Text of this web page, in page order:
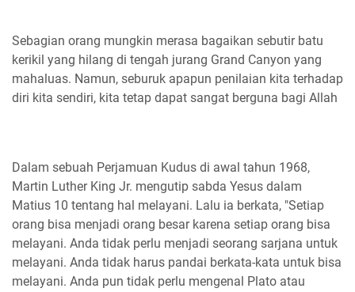
Sebagian orang mungkin merasa bagaikan sebutir batu
kerikil yang hilang di tengah jurang Grand Canyon yang
mahaluas. Namun, seburuk apapun penilaian kita terhadap
diri kita sendiri, kita tetap dapat sangat berguna bagi Allah
Dalam sebuah Perjamuan Kudus di awal tahun 1968,
Martin Luther King Jr. mengutip sabda Yesus dalam
Matius 10 tentang hal melayani. Lalu ia berkata, "Setiap
orang bisa menjadi orang besar karena setiap orang bisa
melayani. Anda tidak perlu menjadi seorang sarjana untuk
melayani. Anda tidak harus pandai berkata-kata untuk bisa
melayani. Anda pun tidak perlu mengenal Plato atau